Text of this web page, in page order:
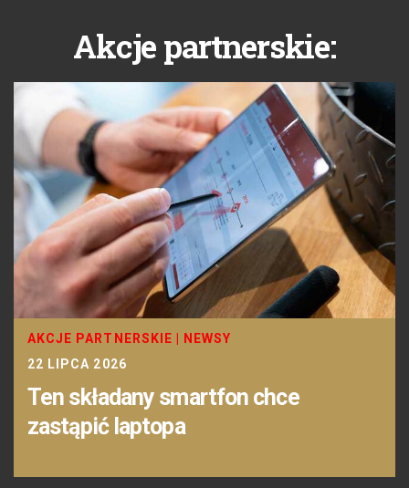
Akcje partnerskie:
AKCJE PARTNERSKIE
NEWSY
22 LIPCA 2026
Ten składany smartfon chce
zastąpić laptopa